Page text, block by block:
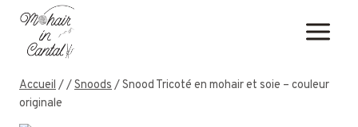
Aller
contenu
Accueil//Snoods/Snood Tricoté en mohair et soie – couleur
originale